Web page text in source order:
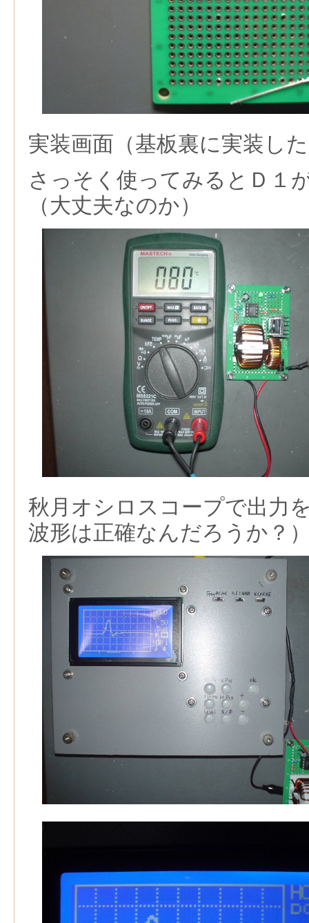
実装画面（基板裏に実装し
さっそく使ってみるとＤ１
（大丈夫なのか）
秋月オシロスコープで出力
波形は正確なんだろうか？